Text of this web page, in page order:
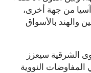
من جهة أخرى،
والهند بالأسواق
الشرقية سيعزز
المفاوضات النووية